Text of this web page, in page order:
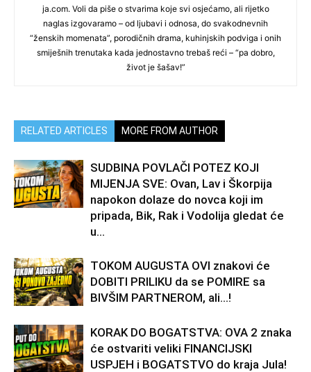
ja.com. Voli da piše o stvarima koje svi osjećamo, ali rijetko
naglas izgovaramo – od ljubavi i odnosa, do svakodnevnih
“ženskih momenata”, porodičnih drama, kuhinjskih podviga i onih
smiješnih trenutaka kada jednostavno trebaš reći – “pa dobro,
život je šašav!”
RELATED ARTICLES MORE FROM AUTHOR
SUDBINA POVLAČI POTEZ KOJI
MIJENJA SVE: Ovan, Lav i Škorpija
napokon dolaze do novca koji im
pripada, Bik, Rak i Vodolija gledat će
u...
TOKOM AUGUSTA OVI znakovi će
DOBITI PRILIKU da se POMIRE sa
BIVŠIM PARTNEROM, ali…!
KORAK DO BOGATSTVA: OVA 2 znaka
će ostvariti veliki FINANCIJSKI
USPJEH i BOGATSTVO do kraja Jula!